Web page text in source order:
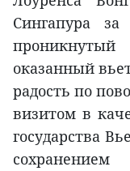
Сингапура
оказанный
радость по
визитом в
государства